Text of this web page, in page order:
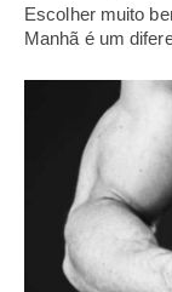
Escolher muito
Manhã é um